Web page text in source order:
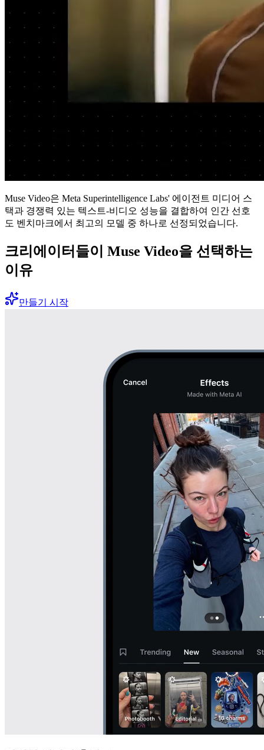
Muse Video은 Meta Superintelligence Labs' 에이전트 미디어 스
택과 경쟁력 있는 텍스트-비디오 성능을 결합하여 인간 선호
도 벤치마크에서 최고의 모델 중 하나로 선정되었습니다.
크리에이터들이 Muse Video을 선택하는
이유
만들기 시작